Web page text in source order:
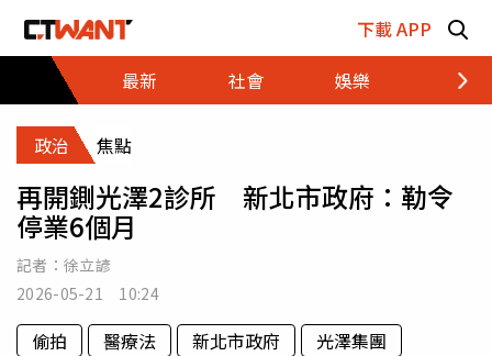
下載 APP
最新
社會 娛樂 財經
政治 焦點
再開鍘光澤2診所 新北市政府：勒令
停業6個月
記者： 徐立諺
2026-05-21 10:24
偷拍 醫療法 新北市政府
光澤集團